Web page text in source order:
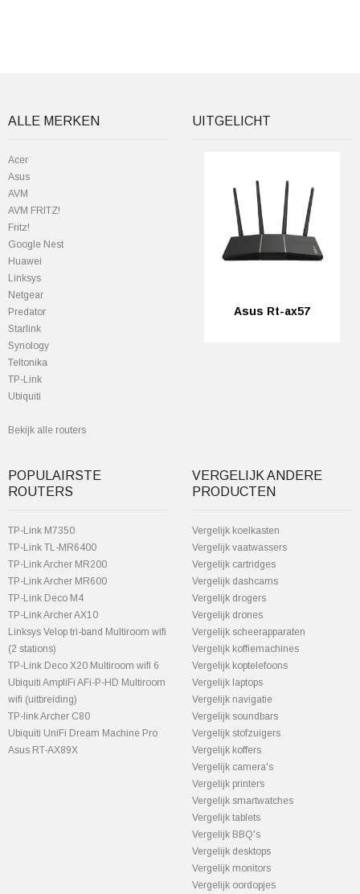
ALLE MERKEN
Acer
Asus
AVM
AVM FRITZ!
Fritz!
Google Nest
Huawei
Linksys
Netgear
Predator
StarIink
Synology
Teltonika
TP-Link
Ubiquiti
Bekijk alle routers
UITGELICHT
Asus Rt-ax57
POPULAIRSTE
ROUTERS
TP-Link M7350
TP-Link TL-MR6400
TP-Link Archer MR200
TP-Link Archer MR600
TP-Link Deco M4
TP-Link Archer AX10
Linksys Velop tri-band Multiroom wifi
(2 stations)
TP-Link Deco X20 Multiroom wifi 6
Ubiquiti AmpliFi AFi-P-HD Multiroom
wifi (uitbreiding)
TP-link Archer C80
Ubiquiti UniFi Dream Machine Pro
Asus RT-AX89X
VERGELIJK ANDERE
PRODUCTEN
Vergelijk koelkasten
Vergelijk vaatwassers
Vergelijk cartridges
Vergelijk dashcams
Vergelijk drogers
Vergelijk drones
Vergelijk scheerapparaten
Vergelijk koffiemachines
Vergelijk koptelefoons
Vergelijk laptops
Vergelijk navigatie
Vergelijk soundbars
Vergelijk stofzuigers
Vergelijk koffers
Vergelijk camera's
Vergelijk printers
Vergelijk smartwatches
Vergelijk tablets
Vergelijk BBQ's
Vergelijk desktops
Vergelijk monitors
Vergelijk oordopjes